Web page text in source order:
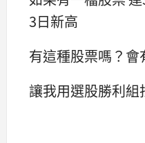
3日新高
有這種股票嗎？會
讓我用選股勝利組